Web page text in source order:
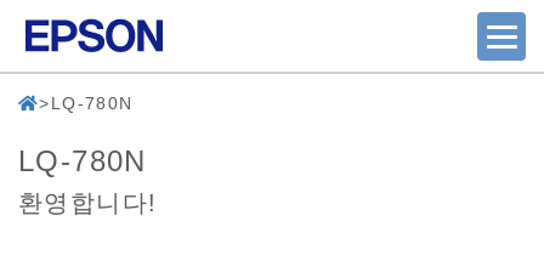
LQ-780N
LQ-780N
환영합니다!